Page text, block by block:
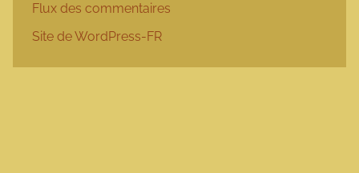
Flux des commentaires
Site de WordPress-FR